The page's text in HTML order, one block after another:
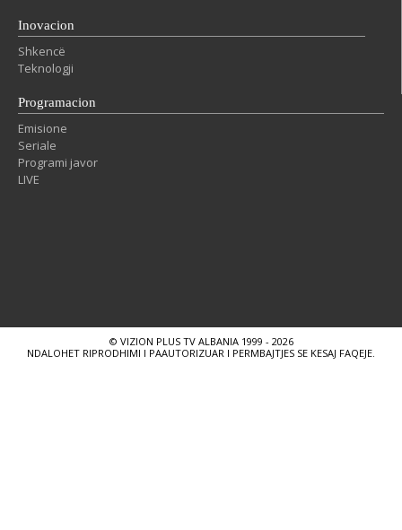
Inovacion
Shkencë
Teknologji
Programacion
Emisione
Seriale
Programi javor
LIVE
© VIZION PLUS TV ALBANIA 1999 - 2026
NDALOHET RIPRODHIMI I PAAUTORIZUAR I PERMBAJTJES SE KESAJ FAQEJE.